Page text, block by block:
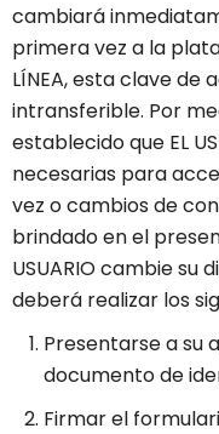
cambiará
primera vez a la
LÍNEA, esta clave de
intransferible. Por
establecido que EL
necesarias para
vez o cambios de
brindado en el
USUARIO cambie
deberá realizar los
Presentarse a su
documento de
Firmar el